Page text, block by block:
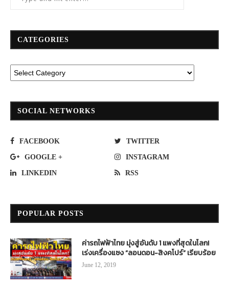
CATEGORIES
SOCIAL NETWORKS
FACEBOOK TWITTER
GOOGLE + INSTAGRAM
LINKEDIN RSS
POPULAR POSTS
ค่ารถไฟฟ้าไทย มุ่งสู่อันดับ 1 แพงที่สุดในโลก!
เร่งเครื่องแซง “ลอนดอน-สิงคโปร์” เรียบร้อย
June 12, 2019